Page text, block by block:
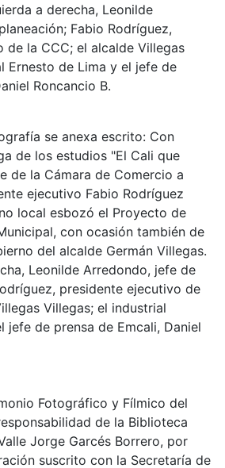
a derecha, Leonilde
Fabio Rodríguez,
de la CCC; el alcalde Villegas
Ernesto de Lima y el jefe de
Roncancio B.
se anexa escrito: Con
de los estudios "El Cali que
de la Cámara de Comercio a
ejecutivo Fabio Rodríguez
local esbozó el Proyecto de
con ocasión también de
del alcalde Germán Villegas.
Leonilde Arredondo, jefe de
presidente ejecutivo de
Villegas; el industrial
jefe de prensa de Emcali, Daniel
Fotográfico y Fílmico del
de la Biblioteca
Jorge Garcés Borrero, por
suscrito con la Secretaría de